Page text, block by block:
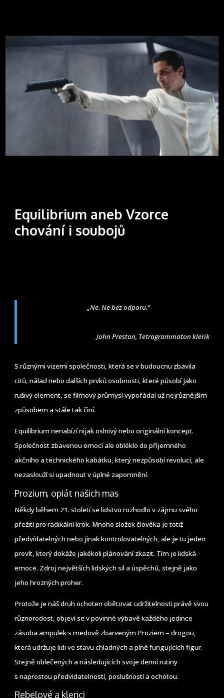
Equilibrium aneb Vzorce
chování i soubojů
„Ne. Ne bez odporu.“
John Preston, Tetragrammaton klerik
S různými vizemi společnosti, která se v budoucnu zbavila
citů, nálad nebo dalších prvků osobnosti, které působí jako
rušivý element, se filmový průmysl vypořádal už nejrůznějším
způsobem a stále tak činí.
Equilibrium nenabízí nijak oslnivý nebo originální koncept.
Společnost zbavenou emocí ale obléklo do příjemného
akčního a technického kabátku, který nezpůsobí revoluci, ale
nezaslouží si upadnout v úplné zapomnění.
Prozium, opiát našich mas
Někdy během 21. století se lidstvo rozhodlo v zájmu svého
přežití pro radikální krok. Mnoho složek člověka je totiž
předvídatelných nebo jinak kontrolovatelných, ale je tu jeden
prevít, který dokáže jakékoli plánování zkazit. Tím je lidská
emoce. Zdroj největších lidských sil a úspěchů, stejně jako
jeho hrozných proher.
Protože je náš druh ochoten obětovat udržitelnosti právě svou
různorodost, objeví se v povinné výbavě každého jedince
zásoba ampulek s medově zbarveným Proziem – drogou,
která udržuje lidi ve stavu chladných a plně fungujících figur.
Stejně oblečených a následujících svoje denní rutiny
s naprostou předvídatelností, poslušností a ochotou.
Rebelové a klerici